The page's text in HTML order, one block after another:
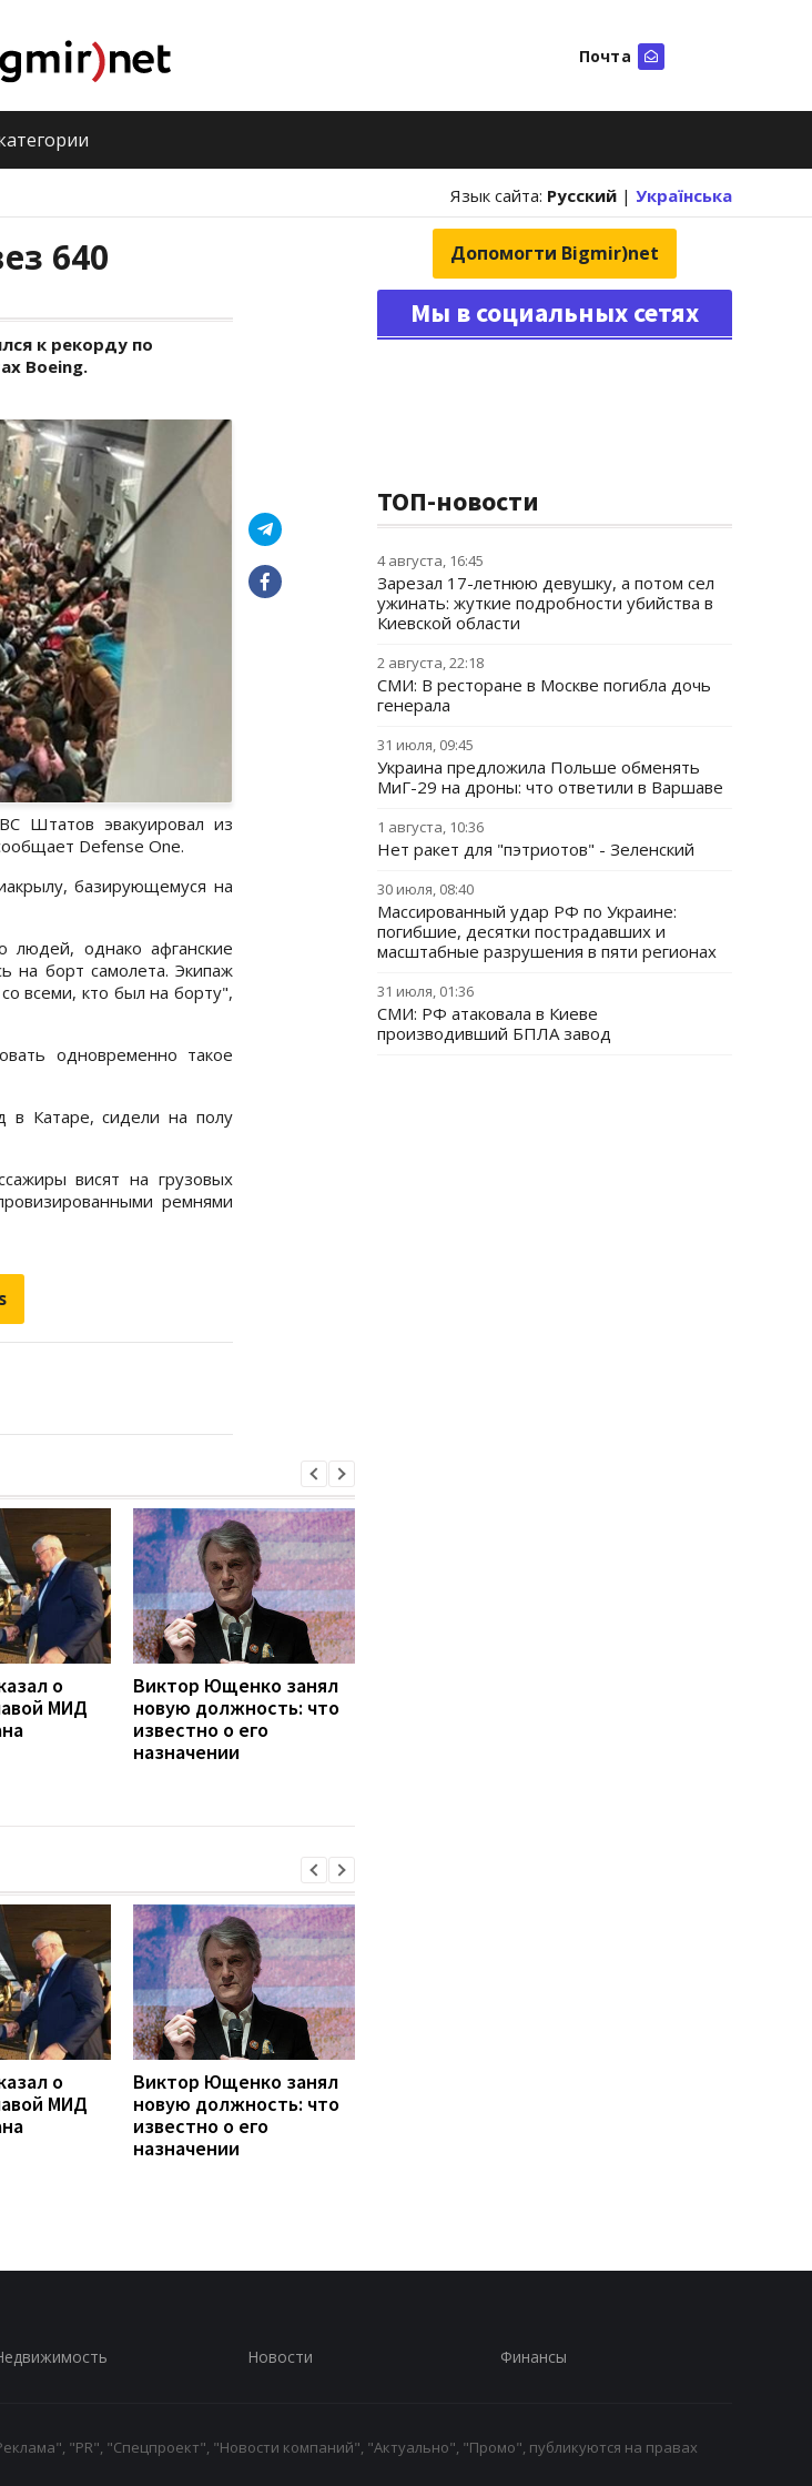
Почта
Язык сайта: Русский | Українська
640
к рекорду по
Boeing.
Штатов эвакуировал из
Defense One.
базирующемуся на
людей, однако афганские
на борт самолета. Экипаж
всеми, кто был на борту",
одновременно такое
в Катаре, сидели на полу
висят на грузовых
ремнями
о
МИД
Виктор Ющенко занял
новую должность: что
известно о его
назначении
о
МИД
Виктор Ющенко занял
новую должность: что
известно о его
назначении
Допомогти Bigmir)net
Мы в социальных сетях
ТОП-новости
4 августа, 16:45
Зарезал 17-летнюю девушку, а потом сел
ужинать: жуткие подробности убийства в
Киевской области
2 августа, 22:18
СМИ: В ресторане в Москве погибла дочь
генерала
31 июля, 09:45
Украина предложила Польше обменять
МиГ-29 на дроны: что ответили в Варшаве
1 августа, 10:36
Нет ракет для "пэтриотов" - Зеленский
30 июля, 08:40
Массированный удар РФ по Украине:
погибшие, десятки пострадавших и
масштабные разрушения в пяти регионах
31 июля, 01:36
СМИ: РФ атаковала в Киеве
производивший БПЛА завод
Новости Финансы
"PR", "Спецпроект", "Новости компаний", "Актуально", "Промо", публикуются на правах